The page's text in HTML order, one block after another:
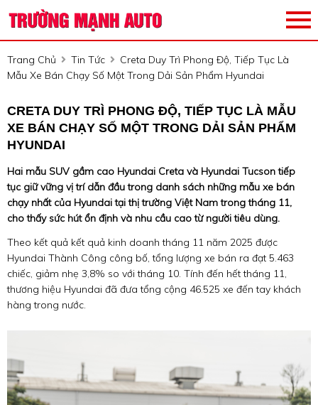
Trang Chủ Tin Tức
Creta Duy Trì Phong Độ, Tiếp Tục Là
Mẫu Xe Bán Chạy Số Một Trong Dải Sản Phẩm Hyundai
CRETA DUY TRÌ PHONG ĐỘ, TIẾP TỤC LÀ MẪU
XE BÁN CHẠY SỐ MỘT TRONG DẢI SẢN PHẨM
HYUNDAI
Hai mẫu SUV gầm cao Hyundai Creta và Hyundai Tucson tiếp
tục giữ vững vị trí dẫn đầu trong danh sách những mẫu xe bán
chạy nhất của Hyundai tại thị trường Việt Nam trong tháng 11,
cho thấy sức hút ổn định và nhu cầu cao từ người tiêu dùng.
Theo kết quả kết quả kinh doanh tháng 11 năm 2025 được
Hyundai Thành Công công bố, tổng lượng xe bán ra đạt 5.463
chiếc, giảm nhẹ 3,8% so với tháng 10. Tính đến hết tháng 11,
thương hiệu Hyundai đã đưa tổng cộng 46.525 xe đến tay khách
hàng trong nước.